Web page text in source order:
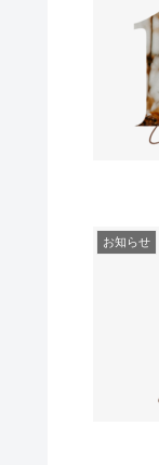
お知らせ